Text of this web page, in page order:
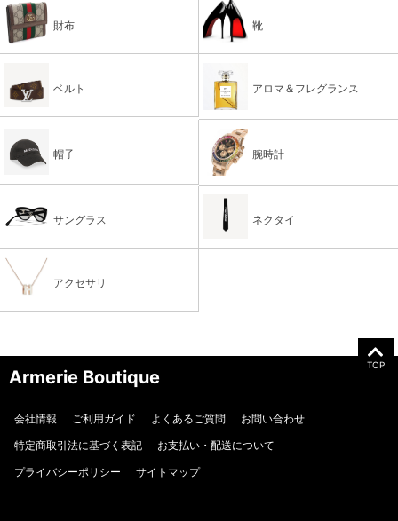
財布 靴
ベルト アロマ＆フレグランス
帽子 腕時計
サングラス ネクタイ
アクセサリ
TOP
Armerie Boutique
会社情報 ご利用ガイド よくあるご質問
お問い合わせ
特定商取引法に基づく表記
お支払い・配送について
プライバシーポリシー
サイトマップ